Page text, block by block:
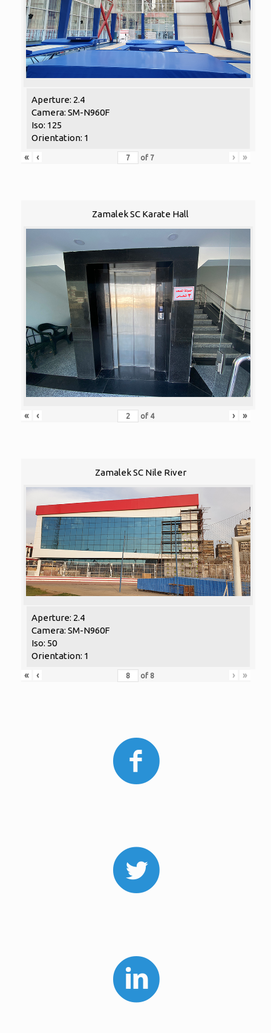
Aperture: 2.4
Camera: SM-N960F
Iso: 125
Orientation: 1
«
‹ of 7 › »
Zamalek SC Karate Hall
« ‹ of 4 › »
Zamalek SC Nile River
Aperture: 2.4
Camera: SM-N960F
Iso: 50
Orientation: 1
«
‹ of 8 › »